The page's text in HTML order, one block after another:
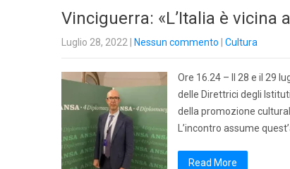
Vinciguerra: «L’Italia è vicina
Luglio 28, 2022 Nessun commento Cultura
Ore 16.24 – Il 28 e il 29
delle Direttrici degli
della promozione
L’incontro assume
Read More